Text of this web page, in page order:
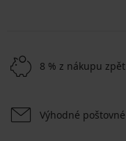
8 % z nákupu zpět
Výhodné poštovné